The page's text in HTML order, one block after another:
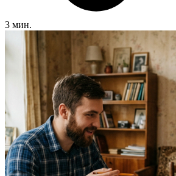
3 мин.